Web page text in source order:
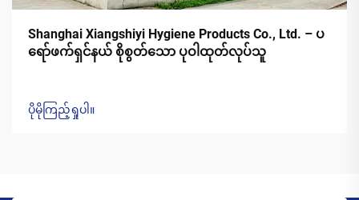
Shanghai Xiangshiyi Hygiene Products Co., Ltd. – ပ
ရော်ဖက်ရှင်နယ် စိုစွတ်သော ပုဝါထုတ်လုပ်သူ
ပိုမိုကြည့်ရှုပါ။